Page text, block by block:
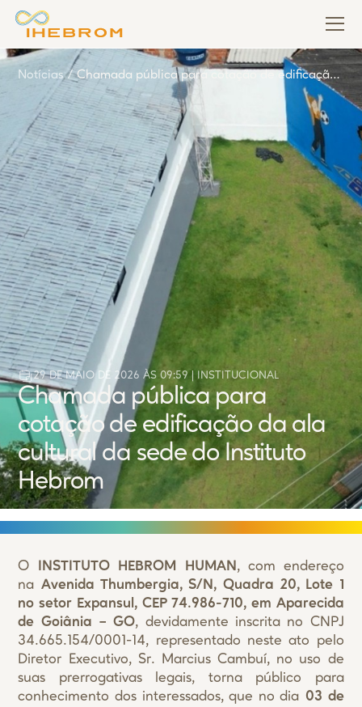
29 DE MAIO DE 2026 ÀS 09:59 INSTITUCIONAL
Chamada pública para
cotação de edificação da ala
cultural da sede do Instituto
Hebrom
Notícias/Chamada pública para cotação de edificação
da ala cultural da sede do Instituto Hebrom
O INSTITUTO HEBROM HUMAN , com endereço
na Avenida Thumbergia, S/N, Quadra 20, Lote 1
no setor Expansul, CEP 74.986-710, em Aparecida
de Goiânia – GO, devidamente inscrita no CNPJ
34.665.154/0001-14, representado neste ato pelo
Diretor Executivo, Sr. Marcius Cambuí, no uso de
suas prerrogativas legais, torna público para
conhecimento dos interessados, que no dia03 de